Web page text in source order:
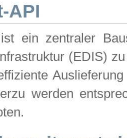
API
ist ein zentraler
(EDIS)
werden